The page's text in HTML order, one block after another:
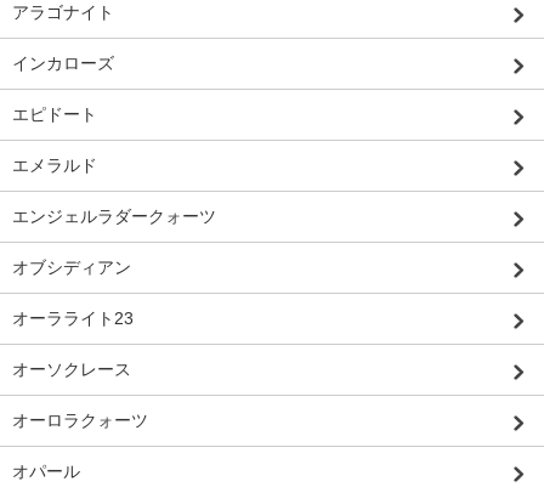
アラゴナイト
インカローズ
エピドート
エメラルド
エンジェルラダークォーツ
オブシディアン
オーラライト23
オーソクレース
オーロラクォーツ
オパール